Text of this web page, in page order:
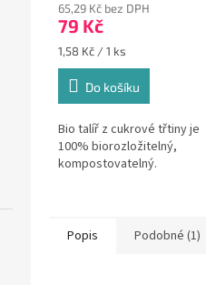
65,29 Kč bez DPH
79 Kč
Měrná
cena:
1,58 Kč / 1 ks
Do košíku
Bio talíř z cukrové třtiny je
100% biorozložitelný,
kompostovatelný.
Popis Podobné (1)